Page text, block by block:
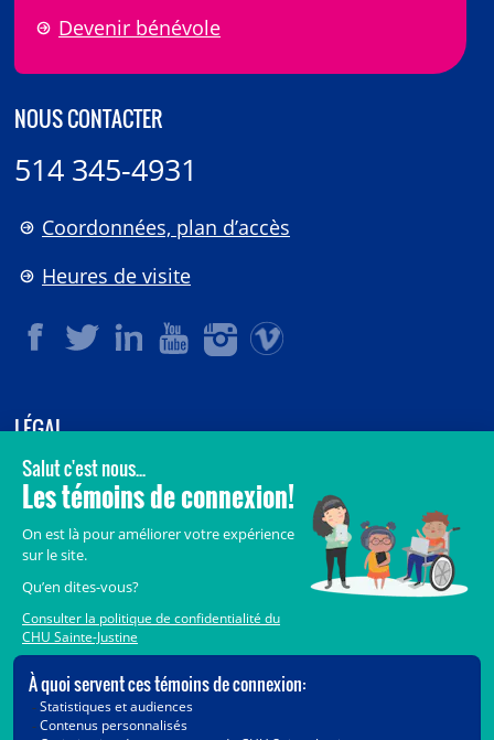
Devenir bénévole
NOUS CONTACTER
514 345-4931
Coordonnées, plan d’accès
Heures de visite
LÉGAL
© 2006-2026CHU Sainte-Justine.
Tous droits réservés.
Crédits
Accès aux documents des organismes publics